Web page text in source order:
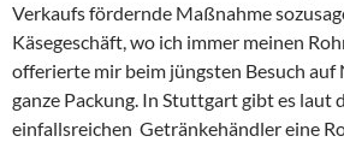
Verkaufs fördernde Maßnahme
Käsegeschäft, wo ich immer meinen
offerierte mir beim jüngsten Besuch auf
ganze Packung. In Stuttgart gibt es laut
einfallsreichen Getränkehändler eine